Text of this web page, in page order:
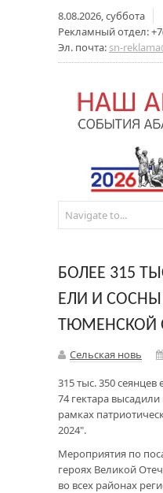
8.08.2026, суббота
Рекламный отдел:
Эл. почта: sn-
БОЛЕЕ 315
ЕЛИ И
ТЮМЕНСКОЙ
Сельская новь
315 тыс. 350
74 гектара
рамках
2024".
Мероприятия по
героях Великой
во всех районах